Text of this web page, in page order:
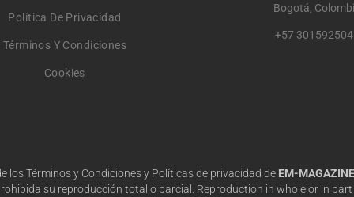
Política De Privacidad
Términos Y Condiciones
Cookies
Bogotá,
+57
los Términos y Condiciones y Políticas de privacidad de EM-MAGAZINE
su reproducción total o parcial. Reproduction in whole or in part